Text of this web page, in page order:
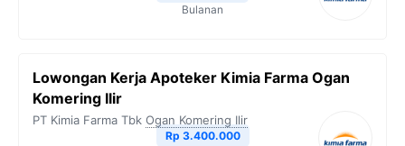
Bulanan
Lowongan Kerja Apoteker Kimia Farma Ogan
Komering Ilir
PT Kimia Farma Tbk Ogan Komering Ilir
Rp 3.400.000